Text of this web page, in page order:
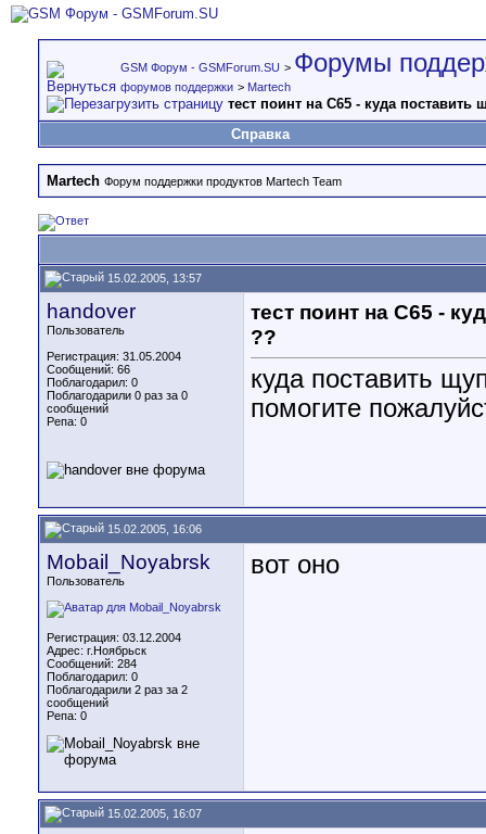
GSM Форум - GSMForum.SU > Форумы
форумов поддержки > Martech
тест поинт на С65 - куда поставить
Справка
Martech Форум поддержки продуктов Martech Team
15.02.2005, 13:57
handover
Пользователь
Регистрация: 31.05.2004
Сообщений: 66
Поблагодарил: 0
Поблагодарили 0 раз за 0
сообщений
Репа: 0
тест поинт на С65 -
??
куда поставить
помогите
15.02.2005, 16:06
Mobail_Noyabrsk
Пользователь
Регистрация: 03.12.2004
Адрес: г.Ноябрьск
Сообщений: 284
Поблагодарил: 0
Поблагодарили 2 раз за 2
сообщений
Репа: 0
вот оно
15.02.2005, 16:07